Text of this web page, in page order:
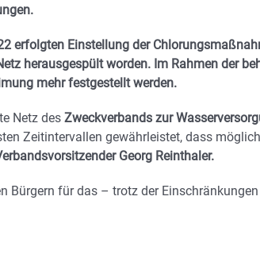
erfolgten Einstellung der
herausgespült worden. Im Rahmen der
mehr festgestellt werden.
Netz des Zweckverbands zur
Zeitintervallen gewährleistet, dass
Georg Reinthaler.
Bürgern für das – trotz der